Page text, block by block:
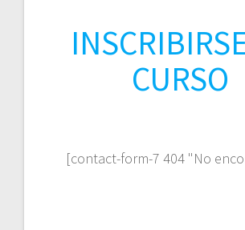
CURSO
[contact-form-7 404 "No